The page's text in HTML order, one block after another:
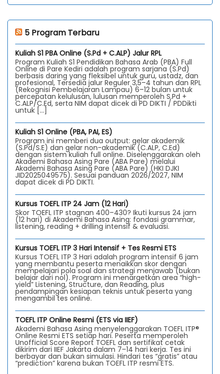
5 Program Terbaru
Kuliah S1 PBA Online (S.Pd + C.ALP) Jalur RPL
Program Kuliah S1 Pendidikan Bahasa Arab (PBA) Full
Online di Pare Kediri adalah program sarjana (S.Pd)
berbasis daring yang fleksibel untuk guru, ustadz, dan
profesional, Tersedia jalur Reguler 3,5–4 tahun dan RPL
(Rekognisi Pembelajaran Lampau) 6–12 bulan untuk
percepatan kelulusan, lulusan memperoleh S.Pd +
C.ALP/C.Ed, serta NIM dapat dicek di PD DIKTI / PDDikti
untuk […]
Kuliah S1 Online (PBA, PAI, ES)
Program ini memberi dua output: gelar akademik
(S.Pd/S.E) dan gelar non-akademik (C.ALP, C.Ed)
dengan sistem kuliah full online. Diselenggarakan oleh
Akademi Bahasa Asing Pare (ABA Pare) melalui
Akademi Bahasa Asing Pare (ABA Pare) (HKI DJKI
JID2025049575). Sesuai panduan 2026/2027, NIM
dapat dicek di PD DIKTI.
Kursus TOEFL ITP 24 Jam (12 Hari)
Skor TOEFL ITP stagnan 400–430? Ikuti kursus 24 jam
(12 hari) di Akademi Bahasa Asing: fondasi grammar,
listening, reading + drilling intensif & evaluasi.
Kursus TOEFL ITP 3 Hari Intensif + Tes Resmi ETS
Kursus TOEFL ITP 3 Hari adalah program intensif 6 jam
yang membantu peserta menaikkan skor dengan
mempelajari pola soal dan strategi menjawab (bukan
belajar dari nol). Program ini menargetkan area “high-
yield” Listening, Structure, dan Reading, plus
pendampingan kesiapan teknis untuk peserta yang
mengambil tes online.
TOEFL ITP Online Resmi (ETS via IIEF)
Akademi Bahasa Asing menyelenggarakan TOEFL ITP®
Online Resmi ETS setiap hari. Peserta memperoleh
Unofficial Score Report TOEFL dan sertifikat cetak
dikirim dari IIEF Jakarta dalam 7–14 hari kerja. Tes ini
berbayar dan bukan simulasi. Hindari tes “gratis” atau
“prediction” karena bukan TOEFL ITP resmi ETS.